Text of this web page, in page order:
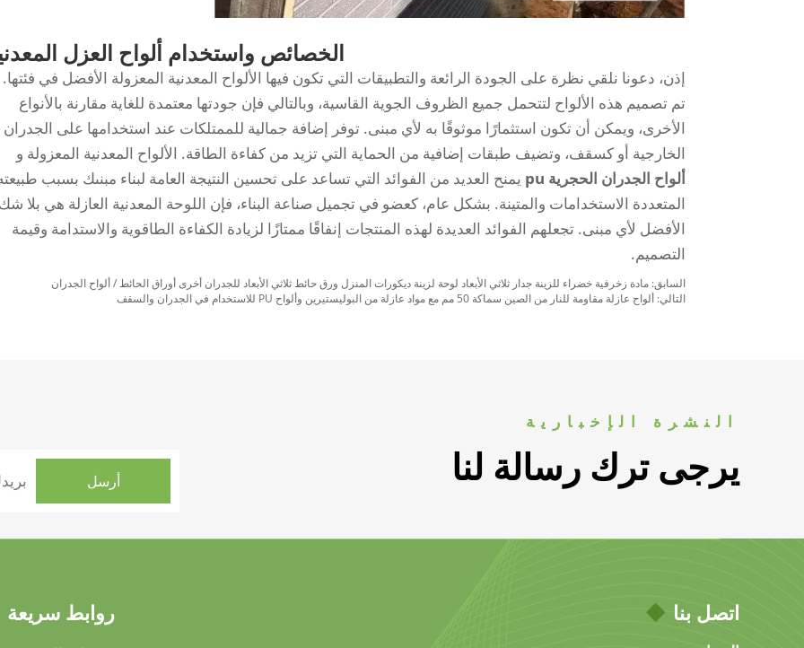
الخصائص واستخدام ألواح العزل
إذن، دعونا نلقي نظرة على الجودة الرائعة والتطبيقات التي تكون فيها الألواح المعدنية المعزولة الأفضل في فئتها.
تم تصميم هذه الألواح لتتحمل جميع الظروف الجوية القاسية، وبالتالي فإن جودتها معتمدة للغاية مقارنة بالأنواع
الأخرى، ويمكن أن تكون استثمارًا موثوقًا به لأي مبنى. توفر إضافة جمالية للممتلكات عند استخدامها على الجدران
الخارجية أو كسقف، وتضيف طبقات إضافية من الحماية التي تزيد من كفاءة الطاقة. الألواح المعدنية المعزولة و
ألواح الجدران الحجرية pu
يمنح العديد من الفوائد التي تساعد على تحسين النتيجة العامة لبناء مبنىك بسبب
المتعددة الاستخدامات والمتينة. بشكل عام، كعضو في تجميل صناعة البناء، فإن اللوحة المعدنية العازلة هي بلا
الأفضل لأي مبنى. تجعلهم الفوائد العديدة لهذه المنتجات إنفاقًا ممتازًا لزيادة الكفاءة الطاقوية والاستدامة وقيمة
التصميم.
السابق: مادة زخرفية خضراء للزينة جدار ثلاثي الأبعاد لوحة لزينة ديكورات المنزل ورق حائط ثلاثي الأبعاد للجدران أخرى أوراق الحائط / ألواح الجدران
التالي: ألواح عازلة مقاومة للنار من الصين سماكة 50 مم مع مواد عازلة من البوليستيرين وألواح PU للاستخدام في الجدران والسقف
النشرة الإخبارية
يرجى ترك رسالة لنا
اتصل بنا روابط سريعة